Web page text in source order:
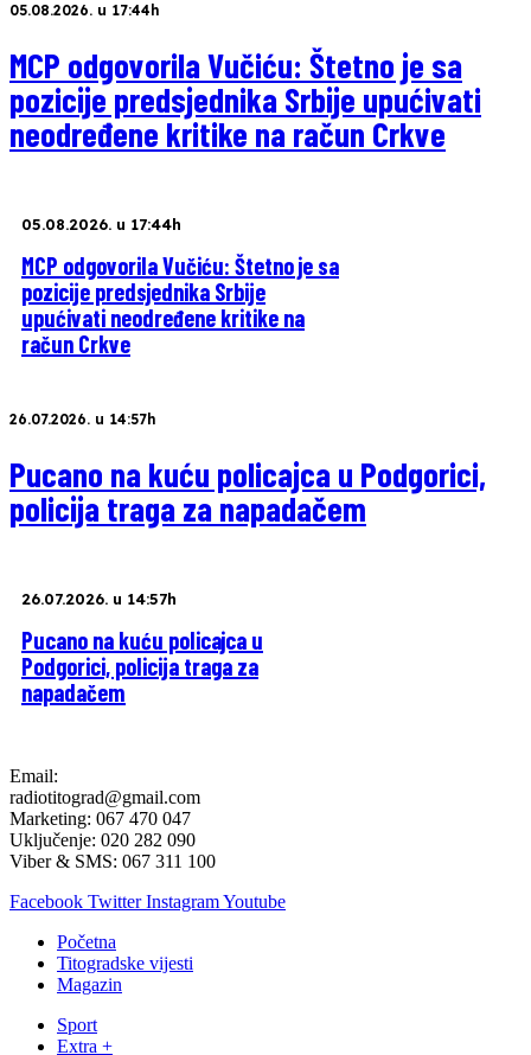
05.08.2026. u 17:44h
MCP odgovorila Vučiću: Štetno je sa
pozicije predsjednika Srbije upućivati
neodređene kritike na račun Crkve
05.08.2026. u 17:44h
MCP odgovorila Vučiću: Štetno je sa
pozicije predsjednika Srbije
upućivati neodređene kritike na
račun Crkve
26.07.2026. u 14:57h
Pucano na kuću policajca u Podgorici,
policija traga za napadačem
26.07.2026. u 14:57h
Pucano na kuću policajca u
Podgorici, policija traga za
napadačem
Email:
radiotitograd@gmail.com
Marketing: 067 470 047
Uključenje: 020 282 090
Viber & SMS: 067 311 100
Facebook Twitter InstagramYoutube
Početna
Titogradske vijesti
Magazin
Sport
Extra +